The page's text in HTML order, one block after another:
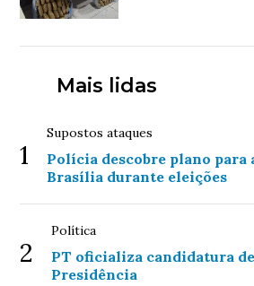
Mais lidas
1
Supostos ataques
Polícia descobre plano para
Brasília durante eleições
2
Política
PT oficializa candidatura
Presidência